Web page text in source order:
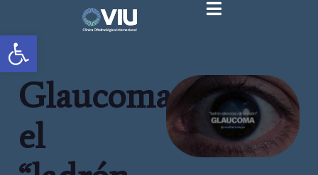
Abrir barra de herramientas
Glaucoma:
el